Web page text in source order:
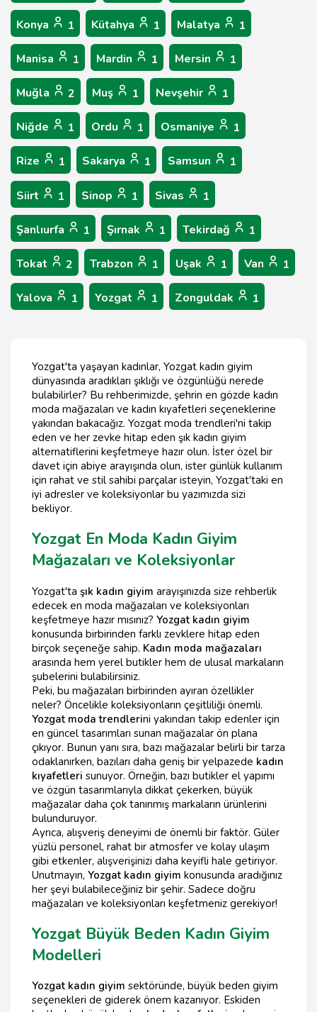
Konya 1 Kütahya 1 Malatya 1
Manisa 1 Mardin 1 Mersin 1
Muğla 2 Muş 1 Nevşehir 1
Niğde 1 Ordu 1 Osmaniye 1
Rize 1 Sakarya 1 Samsun 1
Siirt 1 Sinop 1 Sivas 1
Şanlıurfa 1 Şırnak 1 Tekirdağ 1
Tokat 2 Trabzon 1 Uşak 1 Van 1
Yalova 1 Yozgat 1 Zonguldak 1
Yozgat'ta yaşayan kadınlar, Yozgat kadın giyim
dünyasında aradıkları şıklığı ve özgünlüğü nerede
bulabilirler? Bu rehberimizde, şehrin en gözde kadın
moda mağazaları ve kadın kıyafetleri seçeneklerine
yakından bakacağız. Yozgat moda trendleri'ni takip
eden ve her zevke hitap eden şık kadın giyim
alternatiflerini keşfetmeye hazır olun. İster özel bir
davet için abiye arayışında olun, ister günlük kullanım
için rahat ve stil sahibi parçalar isteyin, Yozgat'taki en
iyi adresler ve koleksiyonlar bu yazımızda sizi
bekliyor.
Yozgat En Moda Kadın Giyim
Mağazaları ve Koleksiyonlar
Yozgat'ta şık kadın giyim arayışınızda size rehberlik
edecek en moda mağazaları ve koleksiyonları
keşfetmeye hazır mısınız? Yozgat kadın giyim
konusunda birbirinden farklı zevklere hitap eden
birçok seçeneğe sahip. Kadın moda mağazaları
arasında hem yerel butikler hem de ulusal markaların
şubelerini bulabilirsiniz.
Peki, bu mağazaları birbirinden ayıran özellikler
neler? Öncelikle koleksiyonların çeşitliliği önemli.
Yozgat moda trendlerini yakından takip edenler için
en güncel tasarımları sunan mağazalar ön plana
çıkıyor. Bunun yanı sıra, bazı mağazalar belirli bir tarza
odaklanırken, bazıları daha geniş bir yelpazede kadın
kıyafetleri sunuyor. Örneğin, bazı butikler el yapımı
ve özgün tasarımlarıyla dikkat çekerken, büyük
mağazalar daha çok tanınmış markaların ürünlerini
bulunduruyor.
Ayrıca, alışveriş deneyimi de önemli bir faktör. Güler
yüzlü personel, rahat bir atmosfer ve kolay ulaşım
gibi etkenler, alışverişinizi daha keyifli hale getiriyor.
Unutmayın, Yozgat kadın giyim konusunda aradığınız
her şeyi bulabileceğiniz bir şehir. Sadece doğru
mağazaları ve koleksiyonları keşfetmeniz gerekiyor!
Yozgat Büyük Beden Kadın Giyim
Modelleri
Yozgat kadın giyim sektöründe, büyük beden giyim
seçenekleri de giderek önem kazanıyor. Eskiden